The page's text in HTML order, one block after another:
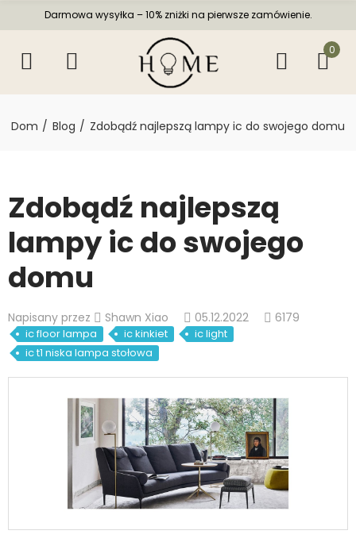
Darmowa wysyłka – 10% zniżki na pierwsze zamówienie.
0
Dom Blog Zdobądź najlepszą lampy ic do swojego domu
Zdobądź najlepszą
lampy ic do swojego
domu
Napisany przez Shawn Xiao 05.12.2022 6179
ic floor lampa ic kinkiet
ic light
ic t1 niska lampa stołowa